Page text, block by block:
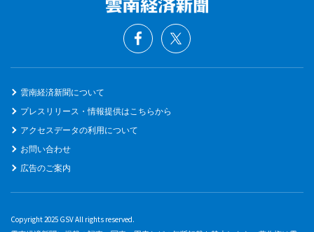
雲南経済新聞について
プレスリリース・情報提供はこちらから
アクセスデータの利用について
お問い合わせ
広告のご案内
Copyright 2025 GSV All rights reserved.